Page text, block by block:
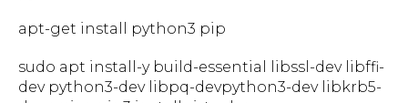
apt-get install python3 pip
sudo apt install-y build-essential libssl-dev libffi-
dev python3-dev libpq-devpython3-dev libkrb5-